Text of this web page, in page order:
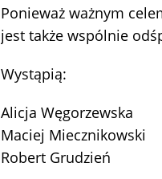
Ponieważ ważnym
jest także wspólnie
Wystąpią:
Alicja Węgorzewska
Maciej Miecznikowski
Robert Grudzień